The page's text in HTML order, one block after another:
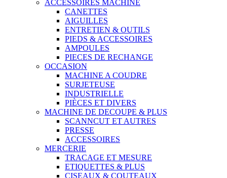
ACCESSOIRES MACHINE
CANETTES
AIGUILLES
ENTRETIEN & OUTILS
PIEDS & ACCESSOIRES
AMPOULES
PIECES DE RECHANGE
OCCASION
MACHINE A COUDRE
SURJETEUSE
INDUSTRIELLE
PIÈCES ET DIVERS
MACHINE DE DECOUPE & PLUS
SCANNCUT ET AUTRES
PRESSE
ACCESSOIRES
MERCERIE
TRACAGE ET MESURE
ETIQUETTES & PLUS
CISEAUX & COUTEAUX